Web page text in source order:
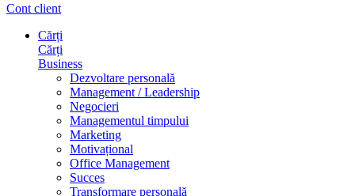
Cont client
Cărți
Cărți
Business
Dezvoltare personală
Management / Leadership
Negocieri
Managementul timpului
Marketing
Motivațional
Office Management
Succes
Transformare personală